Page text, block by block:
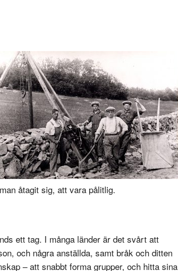
åtagit sig, att vara pålitlig.
ett tag. I många länder är det svårt att
och några anställda, samt bråk och ditten
– att snabbt forma grupper, och hitta sina